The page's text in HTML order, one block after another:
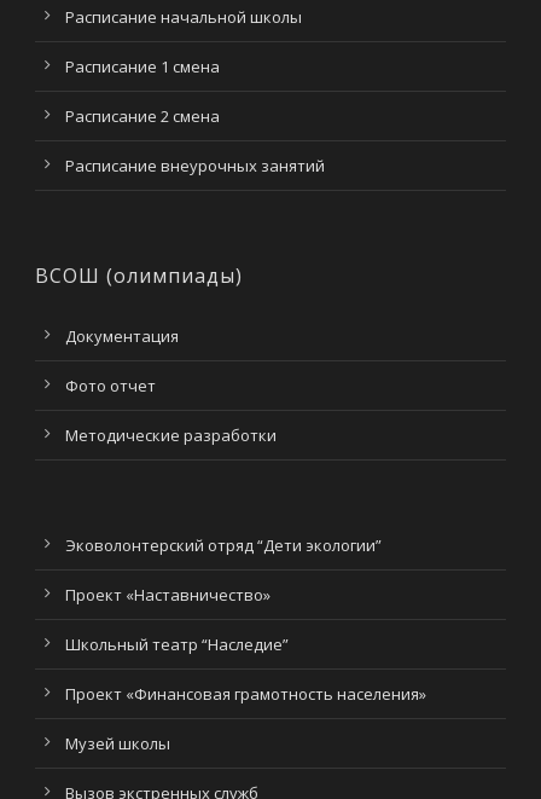
Расписание начальной школы
Расписание 1 смена
Расписание 2 смена
Расписание внеурочных занятий
ВСОШ (олимпиады)
Документация
Фото отчет
Методические разработки
Эковолонтерский отряд “Дети экологии”
Проект «Наставничество»
Школьный театр “Наследие”
Проект «Финансовая грамотность населения»
Музей школы
Вызов экстренных служб